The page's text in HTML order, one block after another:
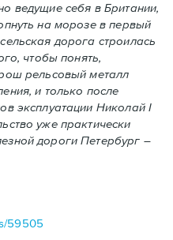
ведущие себя в Британии,
на морозе в первый
дорога строилась
чтобы понять,
рельсовый металл
и только после
эксплуатации Николай I
уже практически
дороги Петербург –
59505